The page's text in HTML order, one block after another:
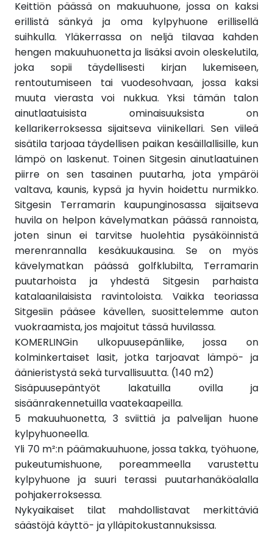
Keittiön päässä on makuuhuone, jossa on kaksi
erillistä sänkyä ja oma kylpyhuone erillisellä
suihkulla. Yläkerrassa on neljä tilavaa kahden
hengen makuuhuonetta ja lisäksi avoin oleskelutila,
joka sopii täydellisesti kirjan lukemiseen,
rentoutumiseen tai vuodesohvaan, jossa kaksi
muuta vierasta voi nukkua. Yksi tämän talon
ainutlaatuisista ominaisuuksista on
kellarikerroksessa sijaitseva viinikellari. Sen viileä
sisätila tarjoaa täydellisen paikan kesäillallisille, kun
lämpö on laskenut. Toinen Sitgesin ainutlaatuinen
piirre on sen tasainen puutarha, jota ympäröi
valtava, kaunis, kypsä ja hyvin hoidettu nurmikko.
Sitgesin Terramarin kaupunginosassa sijaitseva
huvila on helpon kävelymatkan päässä rannoista,
joten sinun ei tarvitse huolehtia pysäköinnistä
merenrannalla kesäkuukausina. Se on myös
kävelymatkan päässä golfklubilta, Terramarin
puutarhoista ja yhdestä Sitgesin parhaista
katalaanilaisista ravintoloista. Vaikka teoriassa
Sitgesiin pääsee kävellen, suosittelemme auton
vuokraamista, jos majoitut tässä huvilassa.
KOMERLINGin ulkopuusepänliike, jossa on
kolminkertaiset lasit, jotka tarjoavat lämpö- ja
äänieristystä sekä turvallisuutta. (140 m2)
Sisäpuusepäntyöt lakatuilla ovilla ja
sisäänrakennetuilla vaatekaapeilla.
5 makuuhuonetta, 3 sviittiä ja palvelijan huone
kylpyhuoneella.
Yli 70 m²:n päämakuuhuone, jossa takka, työhuone,
pukeutumishuone, poreammeella varustettu
kylpyhuone ja suuri terassi puutarhanäköalalla
pohjakerroksessa.
Nykyaikaiset tilat mahdollistavat merkittäviä
säästöjä käyttö- ja ylläpitokustannuksissa.